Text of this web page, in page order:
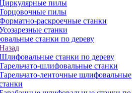
пилы
пилы
раскроечные станки
станки
станки по дереву
станки по дереву
шлифовальные станки
ленточные шлифовальные